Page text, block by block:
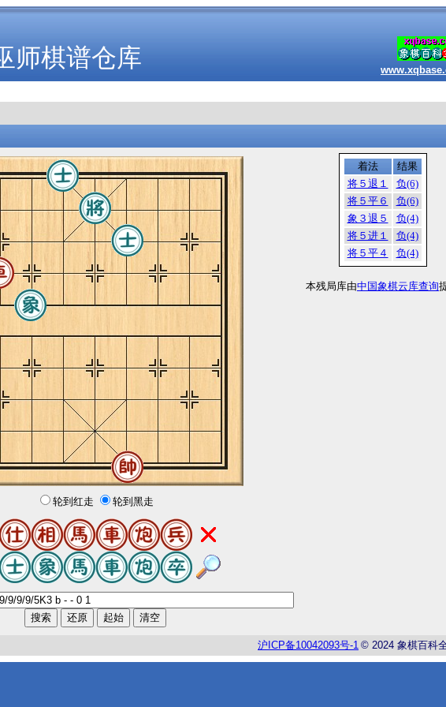
师棋谱仓库
轮到红走 轮到黑走
着法
结果
将５退１
负(6)
将５平６
负(6)
象３退５
负(4)
将５进１
负(4)
将５平４
负(4)
本残局库由中国象棋云库查询
沪 ICP备10042093号-1 © 2024 象棋百科